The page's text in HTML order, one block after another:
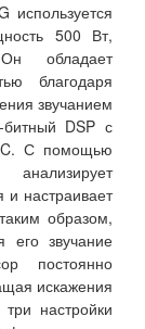
500 Вт,
обладает
благодаря
звучанием
DSP с
С помощью
и настраивает
образом,
его звучание
постоянно
искажения
настройки